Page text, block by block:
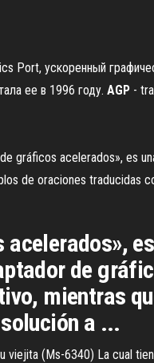
Port, ускоренный
ее в 1996 году. AGP -
gráficos acelerados», es
de oraciones traducidas
de
mientras
a ...
(Ms-6340) La cual